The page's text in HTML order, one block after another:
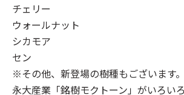
チェリー
ウォールナット
シカモア
セン
※その他、新登場の樹種もございます。
永大産業「銘樹モクトーン」 がいろい